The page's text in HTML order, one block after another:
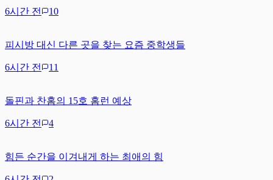
6시간 전 10
피시방 대신 다른 곳을 찾는 요즘 중학생들
6시간 전 11
돌핀과 찬홈의 15호 홈런 예상
6시간 전 4
힘든 순간을 이겨내게 하는 최애의 힘